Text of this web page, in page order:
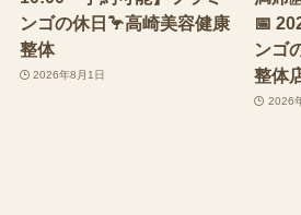
ンゴの休日🦩高崎美容健康
整体
2026年8月1日
📅
ンゴ
整体
2026